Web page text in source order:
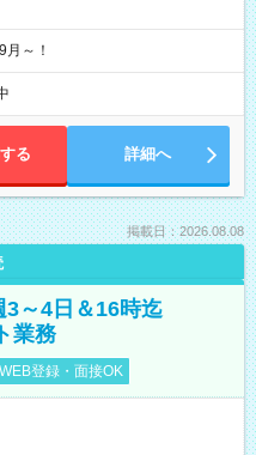
～！
る 詳細へ
掲載日：2026.08.08
3～4日＆16時迄
業務
WEB登録・面接OK